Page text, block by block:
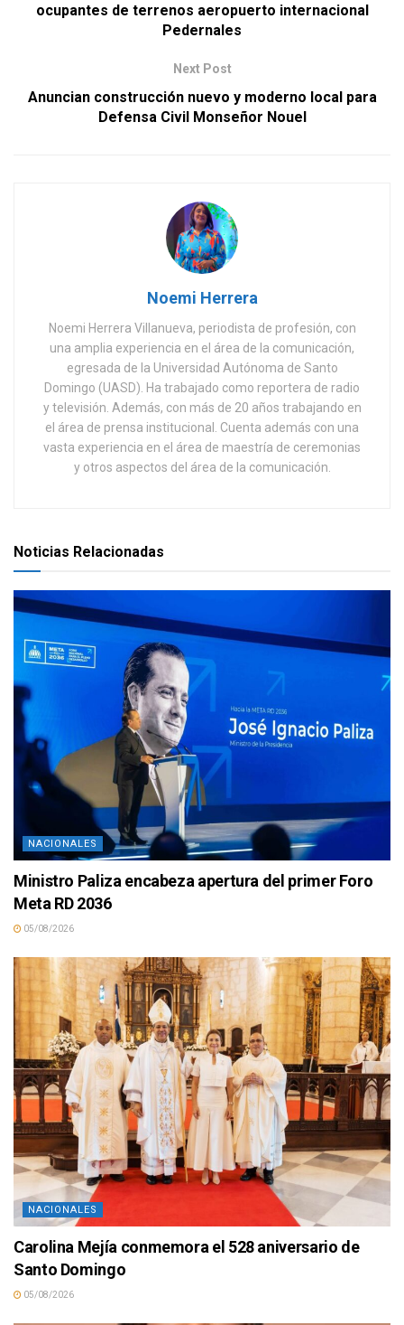
ocupantes de terrenos aeropuerto internacional
Pedernales
Next Post
Anuncian construcción nuevo y moderno local para
Defensa Civil Monseñor Nouel
Noemi Herrera
Noemi Herrera Villanueva, periodista de profesión, con
una amplia experiencia en el área de la comunicación,
egresada de la Universidad Autónoma de Santo
Domingo (UASD). Ha trabajado como reportera de radio
y televisión. Además, con más de 20 años trabajando en
el área de prensa institucional. Cuenta además con una
vasta experiencia en el área de maestría de ceremonias
y otros aspectos del área de la comunicación.
Noticias Relacionadas
NACIONALES
Ministro Paliza encabeza apertura del primer Foro
Meta RD 2036
05/08/2026
NACIONALES
Carolina Mejía conmemora el 528 aniversario de
Santo Domingo
05/08/2026